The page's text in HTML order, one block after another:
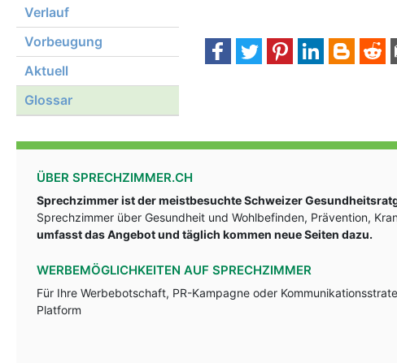
Verlauf
Vorbeugung
Aktuell
Glossar
ÜBER SPRECHZIMMER.CH
Sprechzimmer ist der meistbesuchte Schweizer
Sprechzimmer über Gesundheit und Wohlbefinden, Prävention,
umfasst das Angebot und täglich kommen neue Seiten dazu.
WERBEMÖGLICHKEITEN AUF SPRECHZIMMER
Für Ihre Werbebotschaft, PR-Kampagne oder
Platform